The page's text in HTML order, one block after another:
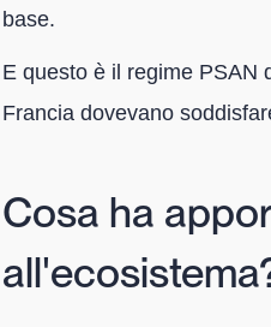
base.
E questo è il regime PSAN
Francia dovevano
Cosa ha